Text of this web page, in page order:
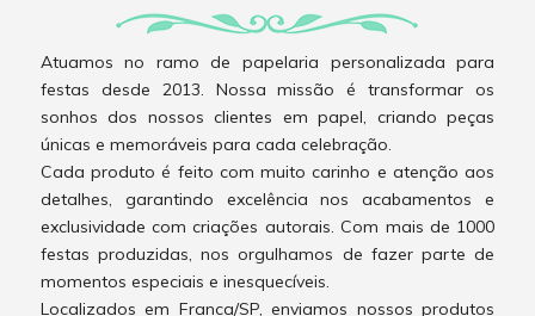
Atuamos no ramo de papelaria personalizada para
festas desde 2013. Nossa missão é transformar os
sonhos dos nossos clientes em papel, criando peças
únicas e memoráveis para cada celebração.
Cada produto é feito com muito carinho e atenção aos
detalhes, garantindo excelência nos acabamentos e
exclusividade com criações autorais. Com mais de 1000
festas produzidas, nos orgulhamos de fazer parte de
momentos especiais e inesquecíveis.
Localizados em Franca/SP, enviamos nossos produtos